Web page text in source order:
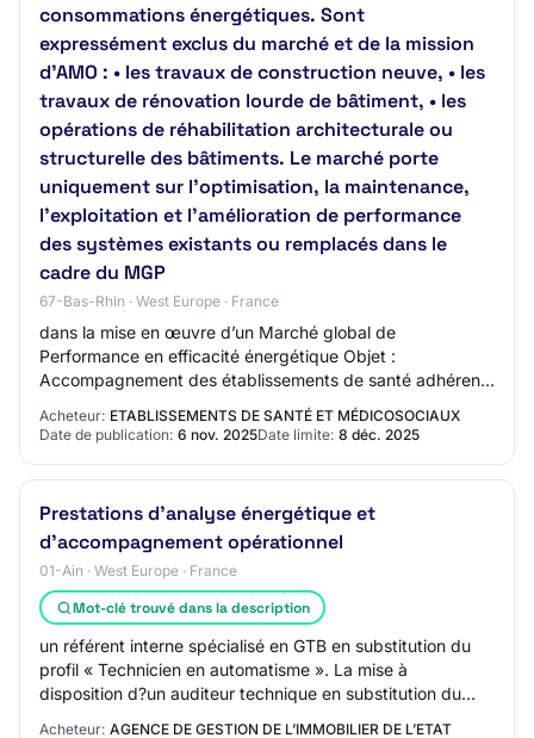
consommations énergétiques. Sont
expressément exclus du marché et de la mission
d’AMO : • les travaux de construction neuve, • les
travaux de rénovation lourde de bâtiment, • les
opérations de réhabilitation architecturale ou
structurelle des bâtiments. Le marché porte
uniquement sur l’optimisation, la maintenance,
l’exploitation et l’amélioration de performance
des systèmes existants ou remplacés dans le
cadre du MGP
67-Bas-Rhin · West Europe · France
dans la mise en œuvre d’un Marché global de
Performance en efficacité énergétique Objet :
Accompagnement des établissements de santé adhérents
du GCS UniHA dans la mise en œuvre d’un Marché global
de…
Acheteur: ETABLISSEMENTS DE SANTÉ ET MÉDICOSOCIAUX
Date de publication: 6 nov. 2025Date limite: 8 déc. 2025
Prestations d'analyse énergétique et
d'accompagnement opérationnel
01-Ain · West Europe · France
Mot-clé trouvé dans la description
un référent interne spécialisé en GTB en substitution du
profil « Technicien en automatisme ». La mise à
disposition d?un auditeur technique en substitution du
Acheteur: AGENCE DE GESTION DE L’IMMOBILIER DE L’ETAT